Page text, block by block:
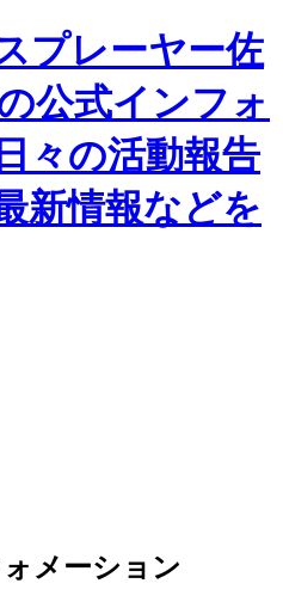
プレーヤー佐
公式インフォ
々の活動報告
新情報などを
メーション